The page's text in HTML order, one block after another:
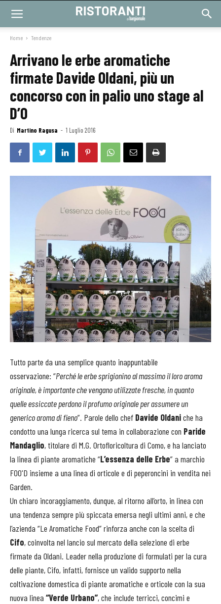
Home Tendenze
Arrivano le erbe aromatiche
firmate Davide Oldani, più un
concorso con in palio uno stage al
D’O
Di Martino Ragusa - 1 Luglio 2016
Tutto parte da una semplice quanto inappuntabile
osservazione: “Perché le erbe sprigionino al massimo il loro aroma
originale, è importante che vengano utilizzate fresche, in quanto
quelle essiccate perdono il profumo originale per assumere un
generico aroma di fieno”. Parole dello chef Davide Oldaniche ha
condotto una lunga ricerca sul tema in collaborazione con Paride
Mandaglio, titolare di M.G. Ortofloricoltura di Como, e ha lanciato
la linea di piante aromatiche “L’essenza delle Erbe” a marchio
FOO'D insieme a una linea di orticole e di peperoncini in vendita nei
Garden.
Un chiaro incoraggiamento, dunque, al ritorno all’orto, in linea con
una tendenza sempre più spiccata emersa negli ultimi anni, e che
l’azienda “Le Aromatiche Food” rinforza anche con la scelta di
Cifo, coinvolta nel lancio sul mercato della selezione di erbe
firmate da Oldani. Leader nella produzione di formulati per la cura
delle piante, Cifo, infatti, fornisce un valido supporto nella
coltivazione domestica di piante aromatiche e orticole con la sua
nuova linea “Verde Urbano”, che include terricci, concimi e